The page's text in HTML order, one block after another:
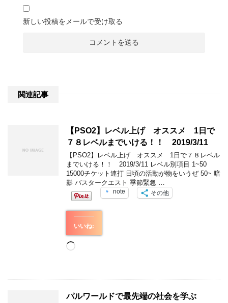
新しい投稿をメールで受け取る
関連記事
【PSO2】レベル上げ オススメ 1日で
７８レベルまでいける！！ 2019/3/11
【PSO2】レベル上げ オススメ 1日で７８レベル
までいける！！ 2019/3/11 レベル別項目 1~50
15000チケット連打 日頃の活動が物をいうぜ 50~ 暗
影 バスタークエスト 季節緊急 …
note その他
いいね:
読
み
パルワールドで最先端の社会を学ぶ